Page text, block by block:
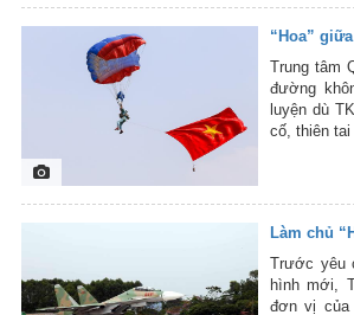
nhiệm vụ
xuyên
không
đáp ứng
ảnh hoạt
“Hoa”
Trung tâm
đường
luyện dù
cố, thiên tai
đường
nghìn lượt
huấn
TKCN.
Làm chủ
Trước yêu
hình mới,
đơn vị của